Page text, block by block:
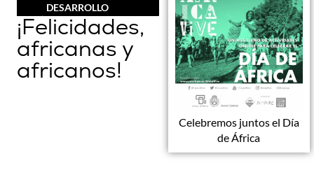
DESARROLLO
¡Felicidades,
africanas y
africanos!
Celebremos juntos el Día
de África